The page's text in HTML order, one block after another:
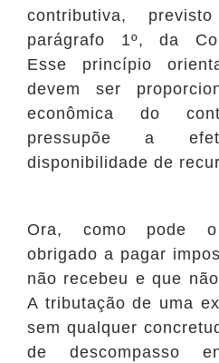
contributiva,
parágrafo 1º, da
Esse princípio
devem ser
econômica do
pressupõe a
disponibilidade de
Ora, como pode
obrigado a pagar
não recebeu e que
A tributação de uma
sem qualquer
de descompasso